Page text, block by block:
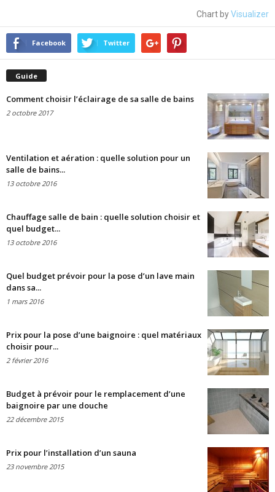
Chart byVisualizer
Facebook Twitter
Guide
Comment choisir l’éclairage de sa salle de bains
2 octobre 2017
Ventilation et aération : quelle solution pour un
salle de bains...
13 octobre 2016
Chauffage salle de bain : quelle solution choisir et
quel budget...
13 octobre 2016
Quel budget prévoir pour la pose d’un lave main
dans sa...
1 mars 2016
Prix pour la pose d’une baignoire : quel matériaux
choisir pour...
2 février 2016
Budget à prévoir pour le remplacement d’une
baignoire par une douche
22 décembre 2015
Prix pour l’installation d’un sauna
23 novembre 2015